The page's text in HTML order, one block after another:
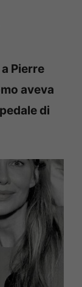
Pierre
aveva
di